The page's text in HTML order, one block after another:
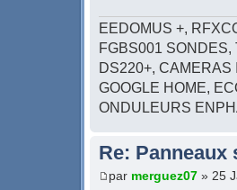
EEDOMUS +,
FGBS001
DS220+, CAMERAS
GOOGLE HOME,
ONDULEURS
Re: Panneaux
par merguez07 » 25